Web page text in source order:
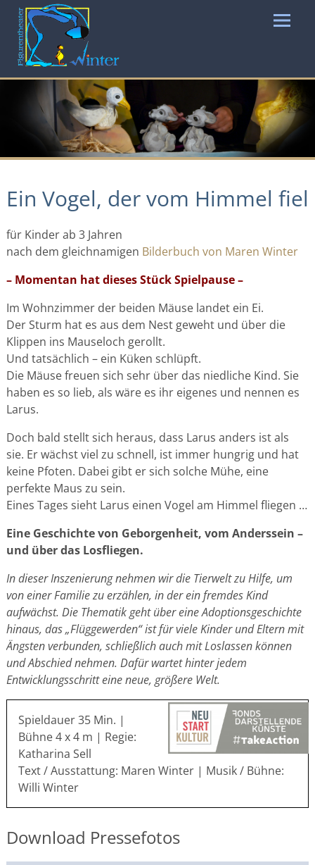
Ein Vogel, der vom Himmel fiel
für Kinder ab 3 Jahren
nach dem gleichnamigen Bilderbuch von Maren Winter
– Momentan hat dieses Stück Spielpause –
Im Wohnzimmer der beiden Mäuse landet ein Ei.
Der Sturm hat es aus dem Nest geweht und über die
Klippen ins Mauseloch gerollt.
Und tatsächlich – ein Küken schlüpft.
Die Mäuse freuen sich sehr über das niedliche Kind. Sie
haben es so lieb, als wäre es ihr eigenes und nennen es
Larus.
Doch bald stellt sich heraus, dass Larus anders ist als
sie. Er wächst viel zu schnell, ist immer hungrig und hat
keine Pfoten. Dabei gibt er sich solche Mühe, eine
perfekte Maus zu sein.
Eines Tages sieht Larus einen Vogel am Himmel fliegen …
Eine Geschichte von Geborgenheit, vom Anderssein –
und über das Losfliegen.
In dieser Inszenierung nehmen wir die Tierwelt zu Hilfe, um
von einer Familie zu erzählen, in der ein fremdes Kind
aufwächst. Die Thematik geht über eine Adoptionsgeschichte
hinaus, das „Flüggewerden“ ist für viele Kinder und Eltern mit
Ängsten verbunden, schließlich auch mit Loslassen können
und Abschied nehmen. Dafür wartet hinter jedem
Entwicklungsschritt eine neue, größere Welt.
Spieldauer 35 Min. |
Bühne 4 x 4 m | Regie:
Katharina Sell
Text / Ausstattung: Maren Winter | Musik / Bühne:
Willi Winter
Download Pressefotos